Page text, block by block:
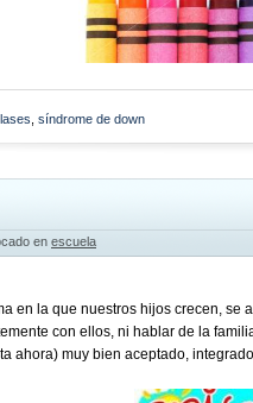
síndrome de down
en escuela
en la que nuestros hijos crecen,
con ellos, ni hablar de la
ahora) muy bien aceptado,